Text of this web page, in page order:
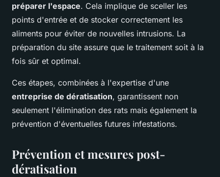
préparer l'espace. Cela implique de sceller les
points d'entrée et de stocker correctement les
aliments pour éviter de nouvelles intrusions. La
préparation du site assure que le traitement soit à la
fois sûr et optimal.
Ces étapes, combinées à l'expertise d'une
entreprise de dératisation, garantissent non
seulement l'élimination des rats mais également la
prévention d'éventuelles futures infestations.
Prévention et mesures post-
dératisation